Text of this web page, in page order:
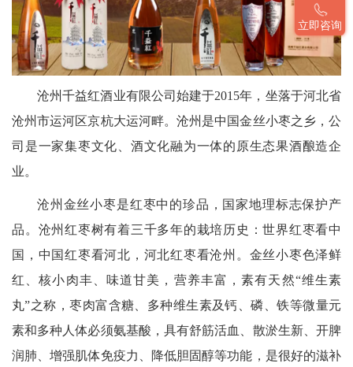
立即咨询
沧州千益红酒业有限公司始建于2015年，坐落于河北省
沧州市运河区京杭大运河畔。沧州是中国金丝小枣之乡，公
司是一家集枣文化、酒文化融为一体的原生态果酒酿造企
业。
沧州金丝小枣是红枣中的珍品，国家地理标志保护产
品。沧州红枣树有着三千多年的栽培历史：世界红枣看中
国，中国红枣看河北，河北红枣看沧州。金丝小枣色泽鲜
红、核小肉丰、味道甘美，营养丰富，素有天然“维生素
丸”之称，枣肉富含糖、多种维生素及钙、磷、铁等微量元
素和多种人体必须氨基酸，具有舒筋活血、散淤生新、开脾
润肺、增强肌体免疫力、降低胆固醇等功能，是很好的滋补